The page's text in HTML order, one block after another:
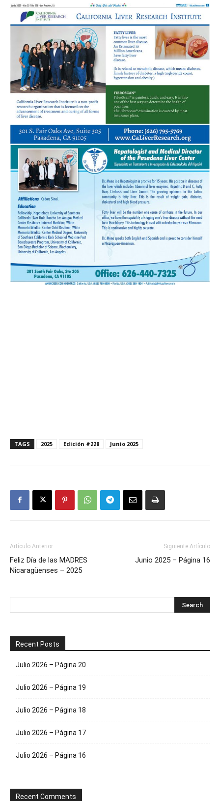
TAGS 2025 Edición #228 Junio 2025
Artículo Anterior
Feliz Día de las MADRES
Nicaragüenses – 2025
Siguiente Artículo
Junio 2025 – Página 16
Recent Posts
Julio 2026 – Página 20
Julio 2026 – Página 19
Julio 2026 – Página 18
Julio 2026 – Página 17
Julio 2026 – Página 16
Recent Comments